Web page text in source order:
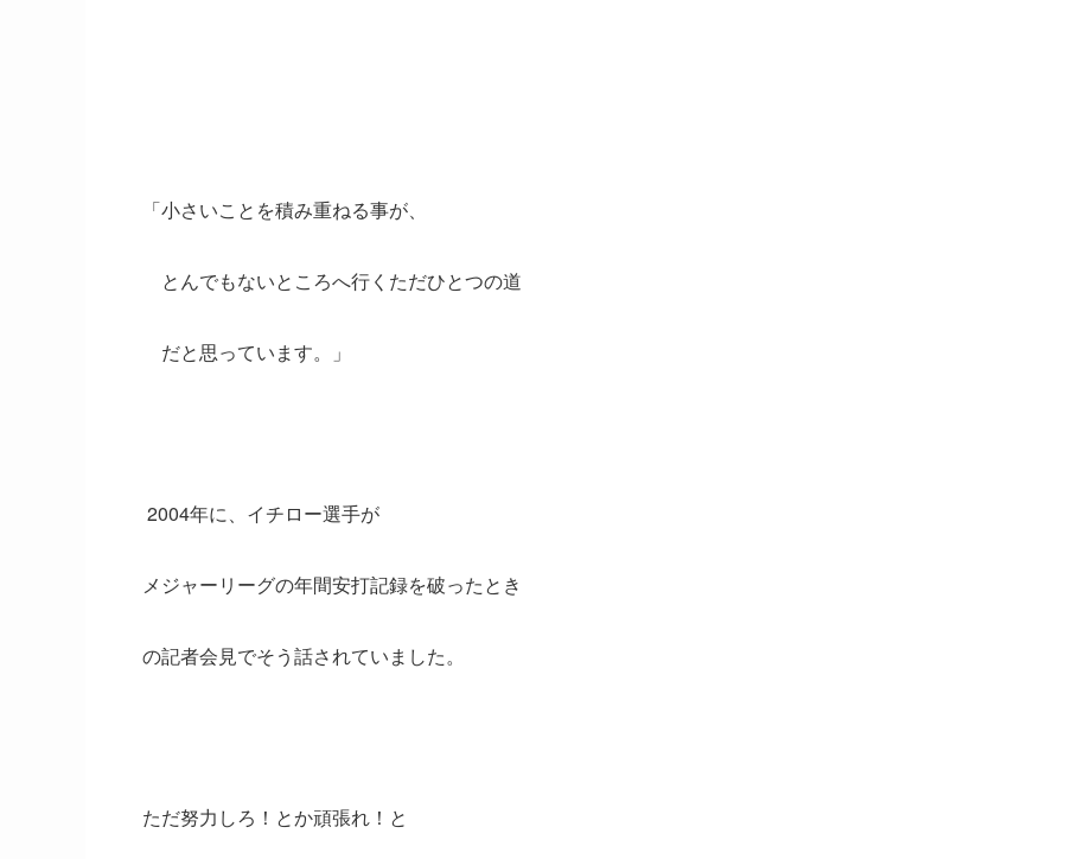
「小さいことを積み重ねる事が、
とんでもないところへ行くただひとつの道
だと思っています。」
2004年に、イチロー選手が
メジャーリーグの年間安打記録を破ったとき
の記者会見でそう話されていました。
ただ努力しろ！とか頑張れ！と